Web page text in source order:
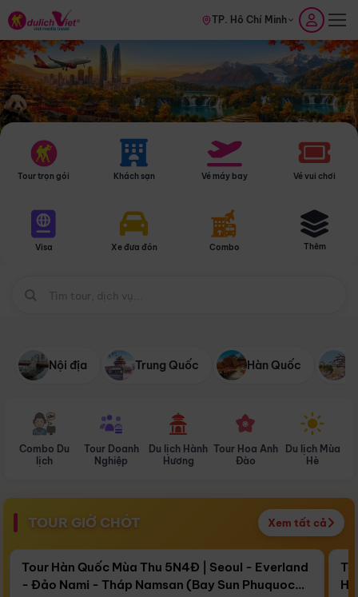
TP. Hồ Chí Minh
Tour trọn gói Khách sạn Vé máy bay Vé vui chơi
Visa Xe đưa đón Combo Thêm
Nội địa Trung Quốc Hàn Quốc
Combo Du
lịch
Tour Doanh
Nghiệp
Du lịch Hành
Hương
Tour Hoa Anh
Đào
Du lịch Mùa
Hè
TOUR GIỜ CHÓT Xem tất cả
Còn16 ngày 17:37:15
Bay Sun Phuquoc Airways
Điểm nổi bật
Tour Hàn Quốc Mùa Thu 5N4Đ | Seoul - Everland
- Đảo Nami - Tháp Namsan (Bay Sun Phuquoc